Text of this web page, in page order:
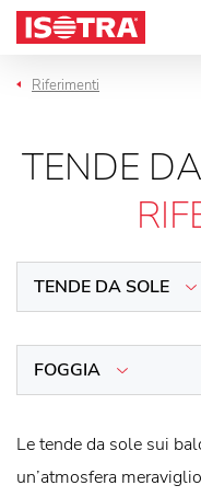
Vai al contenuto
Riferimenti
TENDE
TENDE DA SOLE
FOGGIA
Le tende da sole sui
un’atmosfera